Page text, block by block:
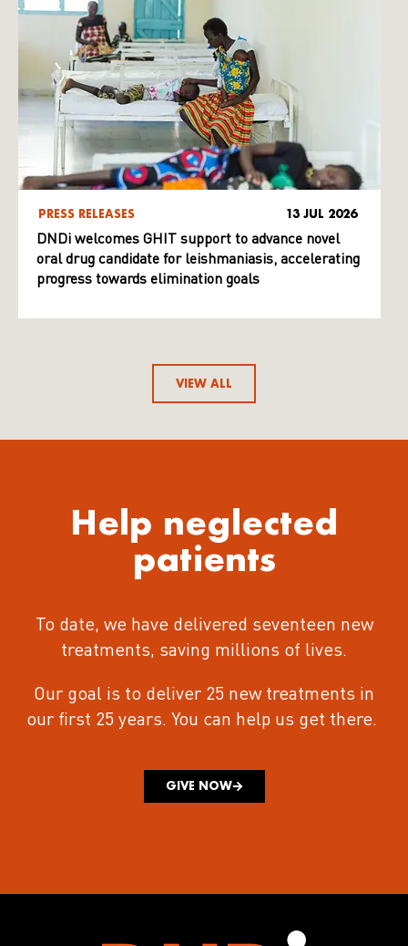
PRESS RELEASES 13 JUL 2026
DNDi welcomes GHIT support to advance novel
oral drug candidate for leishmaniasis, accelerating
progress towards elimination goals
VIEW ALL
Help neglected
patients
To date, we have delivered seventeen new
treatments, saving millions of lives.
Our goal is to deliver 25 new treatments in
our first 25 years. You can help us get there.
GIVE NOW